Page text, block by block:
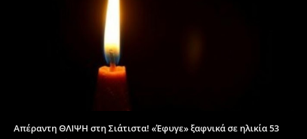
Απέραντη ΘΛΙΨΗ στη Σιάτιστα! «Έφυγε» ξαφνικά σε ηλικία 53